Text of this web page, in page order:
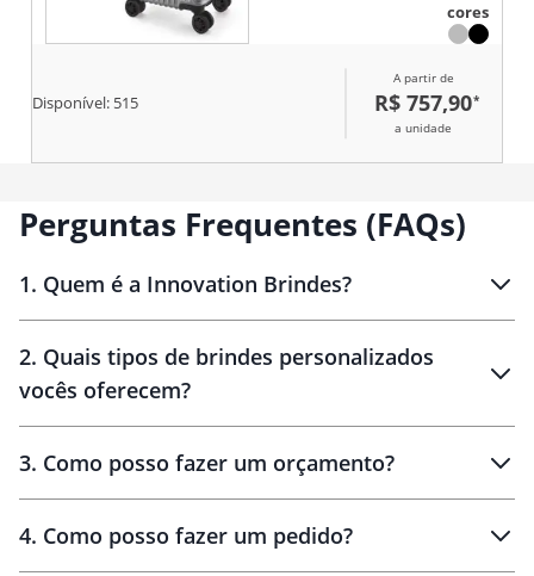
estendida até 530 mm). Fecho de
segurança com senha. Placa
gravação. Capacidade até 33 L
cores
Disponível: 515
A partir de
R$ 757,90*
a unidade
Perguntas Frequentes (FAQs)
1. Quem é a Innovation Brindes?
Brindes personalizados
2. Quais tipos de brindes personalizados
vocês oferecem?
personalizados
3. Como posso fazer um orçamento?
4. Como posso fazer um pedido?